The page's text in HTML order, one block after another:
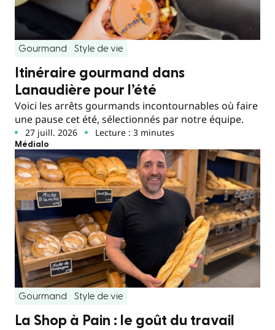
Gourmand Style de vie
Itinéraire gourmand dans
Lanaudière pour l’été
Voici les arrêts gourmands incontournables où faire
une pause cet été, sélectionnés par notre équipe.
27 juill. 2026 Lecture : 3 minutes
Médialo
Gourmand Style de vie
La Shop à Pain : le goût du travail